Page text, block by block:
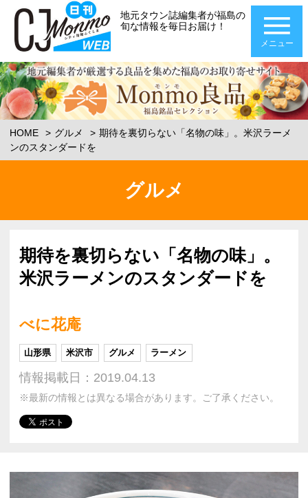
地元タウン誌編集者が福島の
旬な情報を毎日お届け！
メニュー
HOME グルメ
期待を裏切らない「名物の味」。米沢ラーメ
ンのスタンダードを
グルメ
期待を裏切らない「名物の味」。
米沢ラーメンのスタンダードを
べに花庵
山形県 米沢市 グルメ ラーメン
情報掲載日：2019.04.13
※最新の情報とは異なる場合があります。ご了承ください。